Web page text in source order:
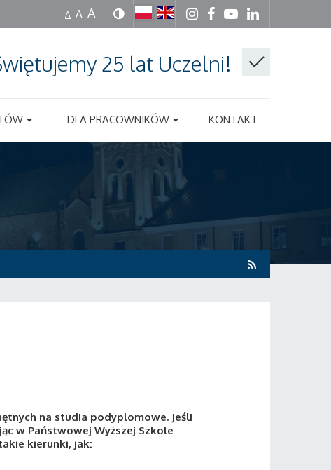
A A A
25 lat Uczelni!
DLA PRACOWNIKÓW KONTAKT
na studia podyplomowe. Jeśli
w Państwowej Wyższej Szkole
kierunki, jak: